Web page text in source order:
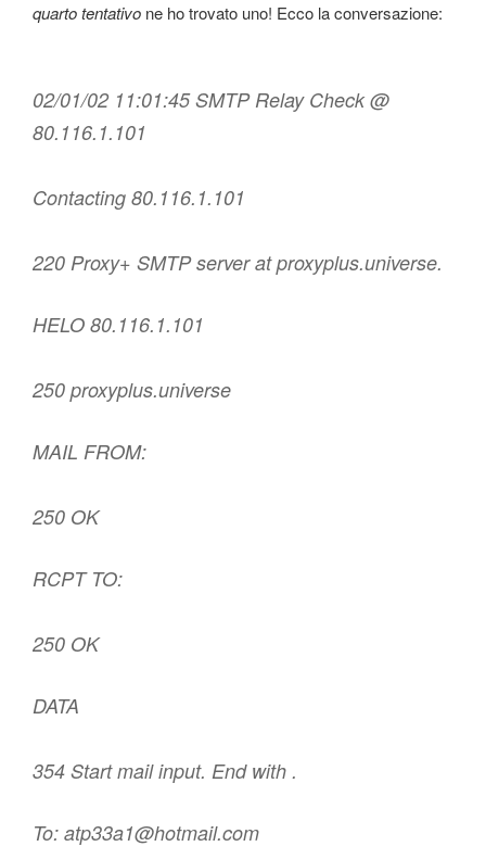
quarto tentativo ne ho trovato uno! Ecco la conversazione:
02/01/02 11:01:45 SMTP Relay Check @
80.116.1.101
Contacting 80.116.1.101
220 Proxy+ SMTP server at proxyplus.universe.
HELO 80.116.1.101
250 proxyplus.universe
MAIL FROM:
250 OK
RCPT TO:
250 OK
DATA
354 Start mail input. End with .
To: atp33a1@hotmail.com